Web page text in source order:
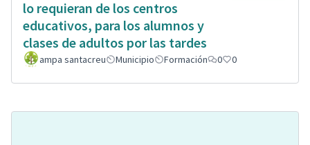
lo requieran de los centros
educativos, para los alumnos y
clases de adultos por las tardes
ampa santacreu Municipio Formación 0 0